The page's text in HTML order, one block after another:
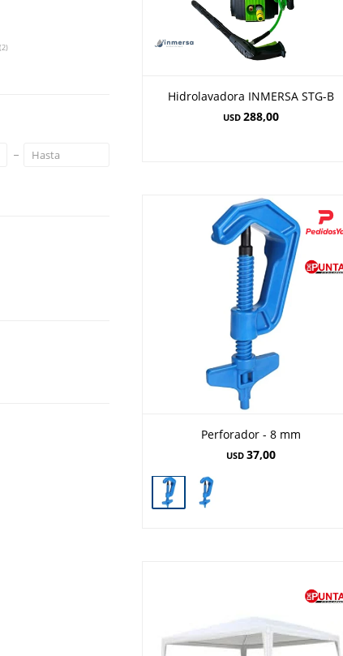
Hidrolavadora INMERSA STG-B
USD 288,00
Perforador - 8 mm
USD 37,00
(2)